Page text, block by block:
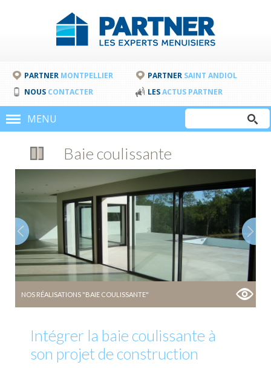
PARTNER MONTPELLIER PARTNER SAINT ANDIOL
NOUS CONTACTER LESACTUS PARTNER
MENU
recherche
Rechercher
Baie coulissante
NOS RÉALISATIONS "BAIE COULISSANTE"
Intégrer la baie coulissante à
son projet de construction